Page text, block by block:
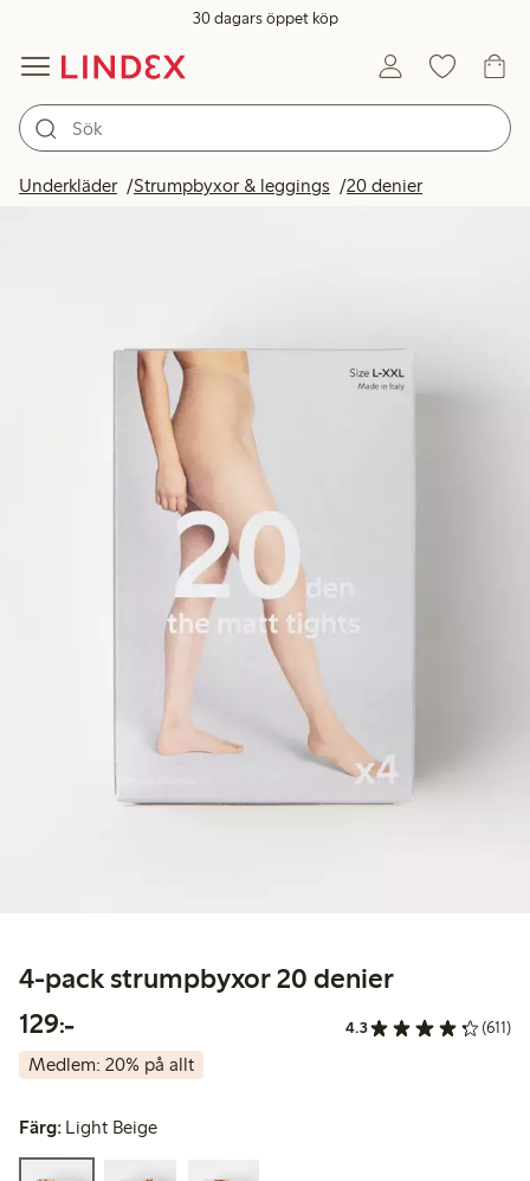
30 dagars öppet köp
Underkläder Strumpbyxor & leggings 20 denier
4-pack strumpbyxor 20 denier
129:-129,00 kr 4.3 (611)
Medlem: 20% på allt
Färg: Light Beige